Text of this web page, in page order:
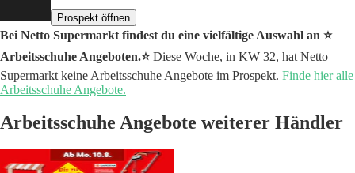
Prospekt öffnen
Bei Netto Supermarkt findest du eine vielfältige Auswahl an ⭐️
Arbeitsschuhe Angeboten.⭐️Diese Woche, in KW 32, hat Netto
Supermarkt keine Arbeitsschuhe Angebote im Prospekt. Finde hier alle
Arbeitsschuhe Angebote.
Arbeitsschuhe Angebote weiterer Händler